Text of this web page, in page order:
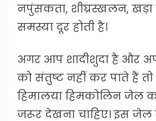
नपुंसकता, शीघ्रस्खलन, खड़ा
समस्या दूर होती है।
अगर आप शादीशुदा है और
को संतुष्ट नहीं कर पाते हैं
हिमालया हिमकोलिन जेल
जरूर देखना चाहिए। इस जेल